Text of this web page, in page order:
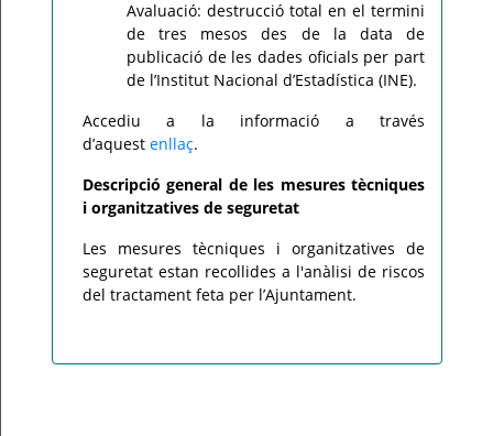
Avaluació: destrucció total en el termini
de tres mesos des de la data de
publicació de les dades oficials per part
de l’Institut Nacional d’Estadística (INE).
Accediu a la informació a través
d’aquest enllaç.
Descripció general de les mesures tècniques
i organitzatives de seguretat
Les mesures tècniques i organitzatives de
seguretat estan recollides a l'anàlisi de riscos
del tractament feta per l’Ajuntament.